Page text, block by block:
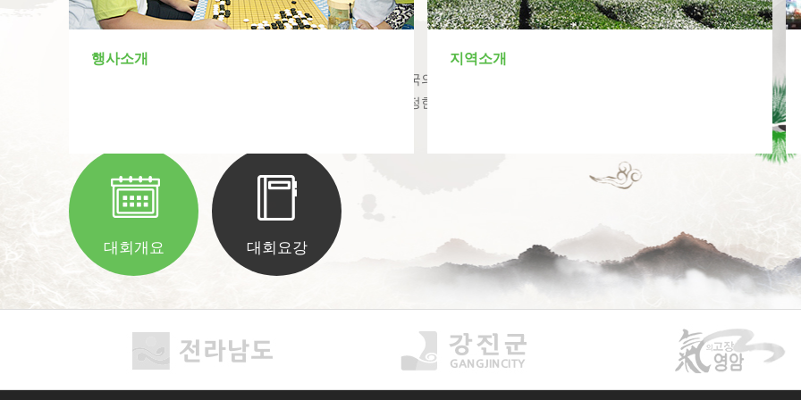
국수산맥
한국의 국수계보를 잇는 국수산맥 국제바둑대회에서
진정한 신의 한수를 만나보시기 바랍니다.
대회개요 대회요강
행사소개 지역소개